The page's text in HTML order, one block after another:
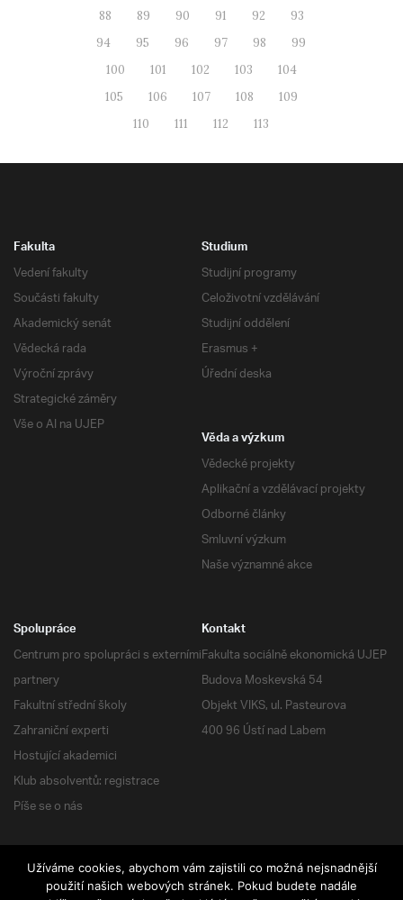
88
89 90 91 92
93
94
95 96 97 98
99
100
101 102 103
104
105
106 107 108
109
110
111 112 113
Fakulta
Vedení fakulty
Součásti fakulty
Akademický senát
Vědecká rada
Výroční zprávy
Strategické záměry
Vše o AI na UJEP
Studium
Studijní programy
Celoživotní vzdělávání
Studijní oddělení
Erasmus +
Úřední deska
Věda a výzkum
Vědecké projekty
Aplikační a vzdělávací projekty
Odborné články
Smluvní výzkum
Naše významné akce
Spolupráce
Centrum pro spolupráci s externími
partnery
Fakultní střední školy
Zahraniční experti
Hostující akademici
Klub absolventů: registrace
Píše se o nás
Kontakt
Fakulta sociálně ekonomická UJEP
Budova Moskevská 54
Objekt VIKS, ul. Pasteurova
400 96 Ústí nad Labem
| Všechna práva vyhrazena
Užíváme cookies, abychom vám zajistili co možná nejsnadnější
použití našich webových stránek. Pokud budete nadále